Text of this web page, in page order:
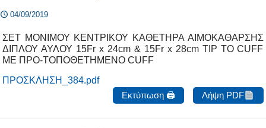
04/09/2019
ΣΕΤ ΜΟΝΙΜΟΥ ΚΕΝΤΡΙΚΟΥ ΚΑΘΕΤΗΡΑ ΑΙΜΟΚΑΘΑΡΣΗΣ
ΔΙΠΛΟΥ ΑΥΛΟΥ 15Fr x 24cm & 15Fr x 28cm TIP TO CUFF
ΜΕ ΠΡΟ-ΤΟΠΟΘΕΤΗΜΕΝΟ CUFF
ΠΡΟΣΚΛΗΣΗ_384.pdf
Εκτύπωση 🖨
Λήψη PDF